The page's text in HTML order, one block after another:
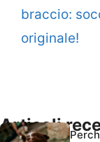
braccio:
originale!
Articoli